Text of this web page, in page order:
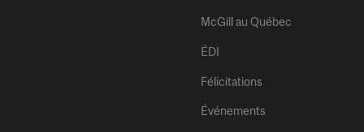
McGill au Québec
ÉDI
Félicitations
Événements